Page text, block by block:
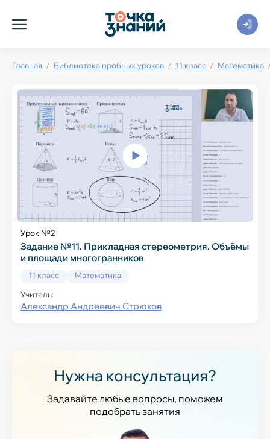
Главная Библиотека пробных уроков 11 класс Математика
Урок №2
Задание №11. Прикладная стереометрия. Объёмы
и площади многогранников
11 класс
Математика
Учитель:
Александр Андреевич Стрюков
Нужна консультация?
Задавайте любые вопросы, поможем
подобрать занятия